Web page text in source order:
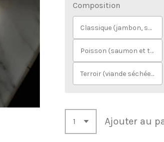
Composition
Classique (jambon, salami, gruyère)
Poisson (saumon et thon)
Terroir (viande séchée, jambon cru et gruyère)
Ajouter au